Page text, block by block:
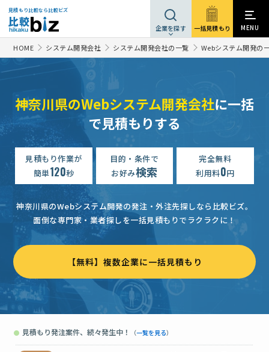
見積もり比較なら比較ビズ
企業を探す 一括見積もり MENU
HOME システム開発会社 システム開発会社の一覧 Webシステム開発の
神奈川県のWebシステム開発会社に一括
で見積もりする
見積もり作業が
簡単120秒
目的・条件で
お好み検索
完全無料
利用料0円
神奈川県のWebシステム開発の発注・外注先探しなら比較ビズ。
面倒な専門家・業者探しを一括見積もりでラクラクに！
【無料】複数企業に一括見積もり
● 見積もり発注案件、続々発生中！ （一覧を見る）
Webシステム開発の見積もり依頼
Webシステム開発の見積もり依頼 予算上限なし 神奈川県
Webシステム開発の見積もり依頼 30万円まで 神奈川県
Webシステム開発の見積もり依頼 相談して決めたい 神奈川県
Webシステム開発の見積もり依頼 相談して決めたい 神奈川県
【ミステリーショッパー（実店舗調査）機能の新規開発】の見積もり依頼
Webシステム開発の見積もり依頼 予算上限なし
Webシステム開発の見積もり依頼
Webシステム開発の見積もり依頼 10万円まで 神奈川県
【神奈川県内の企業様のみ希望 物販のECサイト構築】の見積もり依頼